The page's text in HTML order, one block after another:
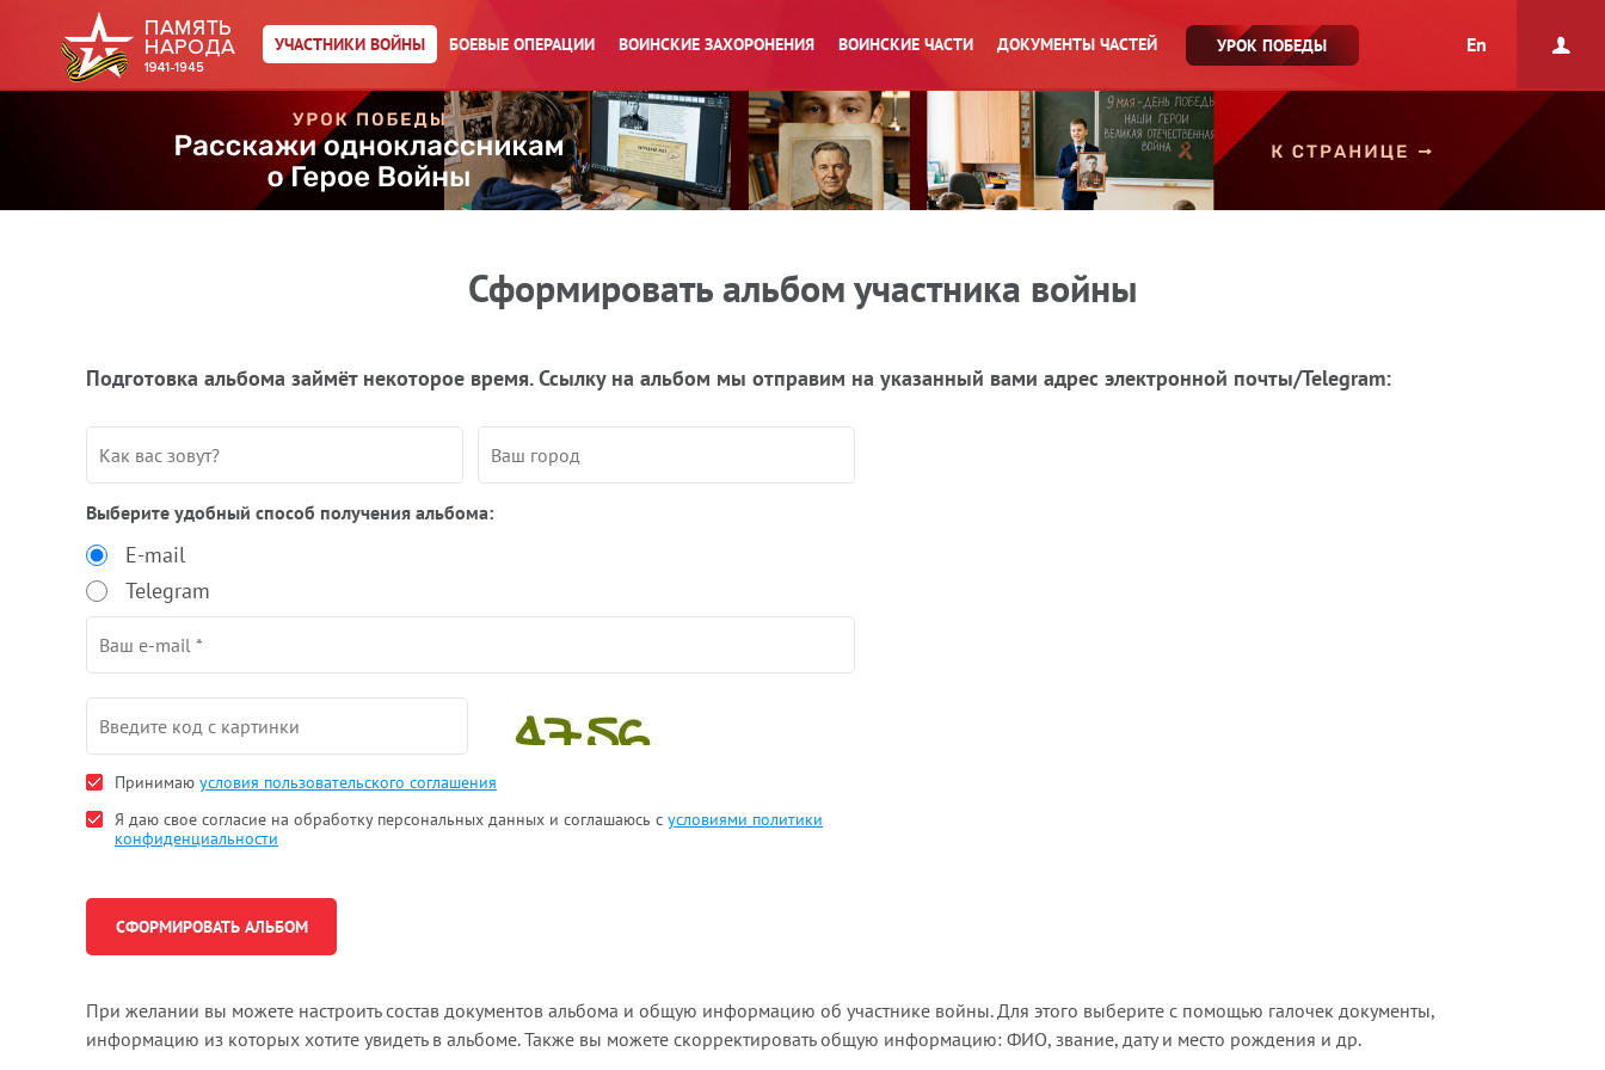
УЧАСТНИКИ ВОЙНЫ БОЕВЫЕ ОПЕРАЦИИ ВОИНСКИЕ ЗАХОРОНЕНИЯ ВОИНСКИЕ ЧАСТИ ДОКУМЕНТЫ ЧАСТЕЙ УРОК ПОБЕДЫ En
Сформировать альбом участника войны
Подготовка альбома займёт некоторое время. Ссылку на альбом мы отправим на указанный вами адрес электронной почты/Telegram:
Выберите удобный способ получения альбома:
E-mail
Telegram
Принимаю условия пользовательского соглашения
Я даю свое согласие на обработку персональных данных и соглашаюсь с условиями политики
конфиденциальности
При желании вы можете настроить состав документов альбома и общую информацию об участнике войны. Для этого выберите с помощью галочек документы,
информацию из которых хотите увидеть в альбоме. Также вы можете скорректировать общую информацию: ФИО, звание, дату и место рождения и др.